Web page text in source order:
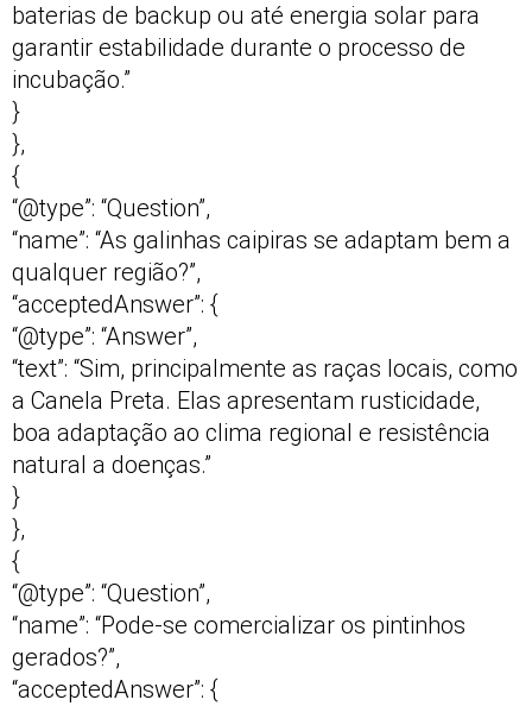
baterias de backup ou até energia solar para
garantir estabilidade durante o processo de
incubação.”
}
},
{
“@type”: “Question”,
“name”: “As galinhas caipiras se adaptam bem a
qualquer região?”,
“acceptedAnswer”: {
“@type”: “Answer”,
“text”: “Sim, principalmente as raças locais, como
a Canela Preta. Elas apresentam rusticidade,
boa adaptação ao clima regional e resistência
natural a doenças.”
}
},
{
“@type”: “Question”,
“name”: “Pode-se comercializar os pintinhos
gerados?”,
“acceptedAnswer”: {